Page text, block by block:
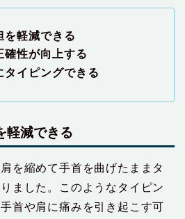
を軽減できる
確性が向上する
タイピングできる
軽減できる
を縮めて手首を曲げたままタ
ました。このようなタイピン
首や肩に痛みを引き起こす可